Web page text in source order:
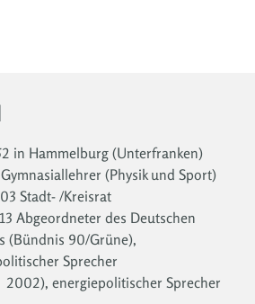
in Hammelburg (Unterfranken)
(Physik und Sport)
Stadt- /Kreisrat
Abgeordneter des Deutschen
(Bündnis 90/Grüne),
Sprecher
energiepolitischer Sprecher